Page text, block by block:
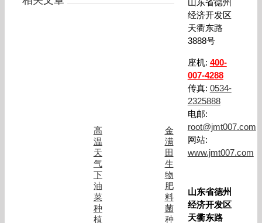
高
温
天
气
下
油
菜
种
植
金
满
田
生
物
肥
料
菌
种-
山东省德州
经济开发区
天衢东路
3888号
座机: 400-
007-4288
传真: 0534-
2325888
电邮:
root@jmt007.com
网站:
www.jmt007.com
山东省德州
经济开发区
天衢东路